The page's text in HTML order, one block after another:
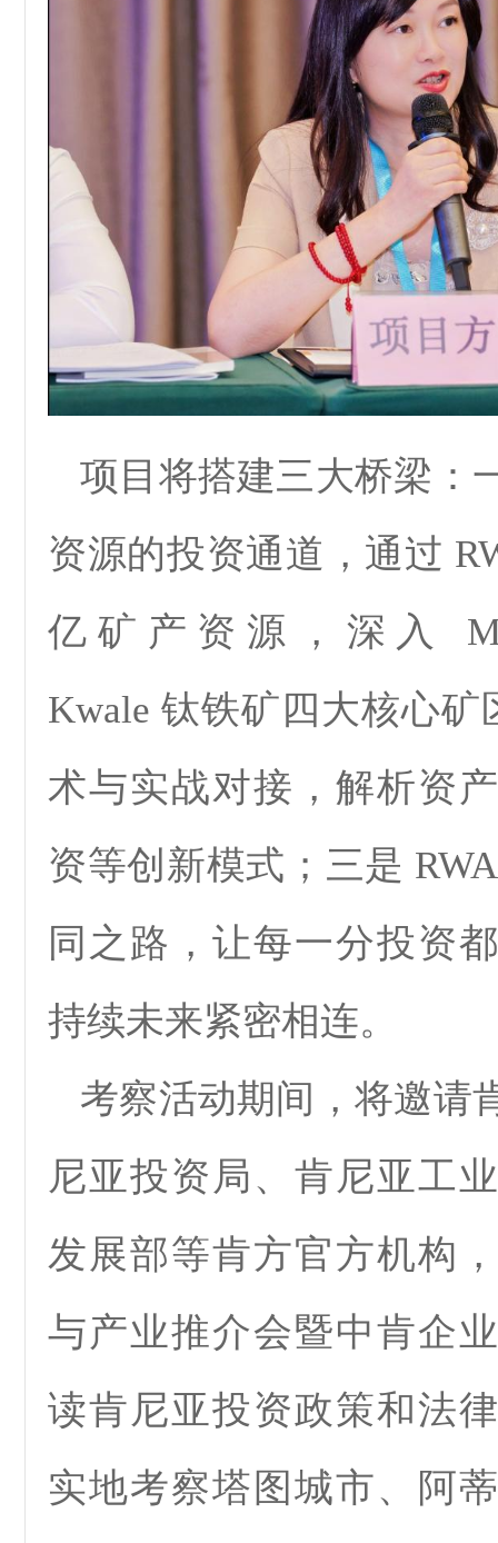
项目将搭建三大桥梁：
资源的投资通道，通过
亿矿产资源，深入
Kwale 钛铁矿四大核心矿
术与实战对接，解析资
资等创新模式；三是
同之路，让每一分投资
持续未来紧密相连。
考察活动期间，将邀请
尼亚投资局、肯尼亚工
发展部等肯方官方机构
与产业推介会暨中肯企
读肯尼亚投资政策和法
实地考察塔图城市、阿